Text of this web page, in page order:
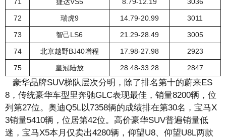
72 瑞虎9 14.79-20.99 3011
73 智己LS6 21.29-28.49 3005
74 北京越野BJ40增程 17.98-27.98 2923
75 皇冠陆放 28.48-33.28 2847
豪华品牌SUV梯队层次分明，除了排名第十的蔚来ES
8，传统豪华车型里奔驰GLC表现最佳，销量8200辆，位
列第27位。奥迪Q5L以7358辆的成绩排在第30名，宝马X
3销量5410辆，位居第42位。高价豪华SUV普遍销量低
迷，宝马X5本月仅卖出4280辆，仰望U8、仰望U8L两款